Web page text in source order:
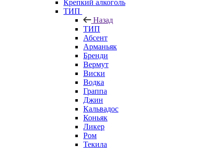
Крепкий алкоголь
ТИП
Назад
ТИП
Абсент
Арманьяк
Бренди
Вермут
Виски
Водка
Граппа
Джин
Кальвадос
Коньяк
Ликер
Ром
Текила